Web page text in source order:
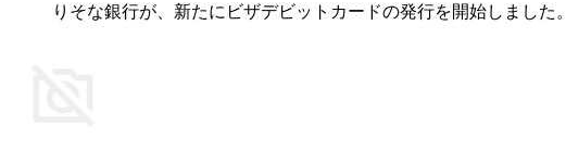
りそな銀行が、新たにビザデビットカードの発行を開始しました